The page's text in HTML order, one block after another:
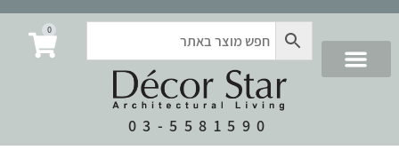
03-5581590
0